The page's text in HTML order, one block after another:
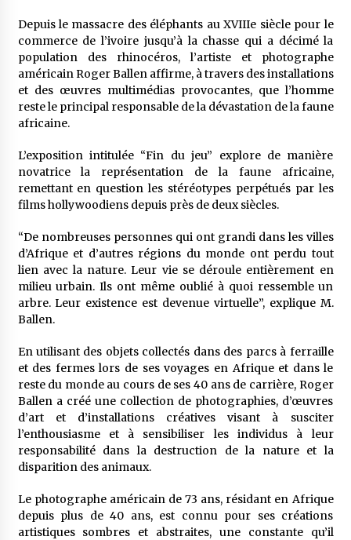
6 ans ago
Depuis le massacre des éléphants au XVIIIe siècle pour le
commerce de l’ivoire jusqu’à la chasse qui a décimé la
population des rhinocéros, l’artiste et photographe
américain Roger Ballen affirme, à travers des installations
et des œuvres multimédias provocantes, que l’homme
reste le principal responsable de la dévastation de la faune
africaine.
L’exposition intitulée “Fin du jeu” explore de manière
novatrice la représentation de la faune africaine,
remettant en question les stéréotypes perpétués par les
films hollywoodiens depuis près de deux siècles.
“De nombreuses personnes qui ont grandi dans les villes
d’Afrique et d’autres régions du monde ont perdu tout
lien avec la nature. Leur vie se déroule entièrement en
milieu urbain. Ils ont même oublié à quoi ressemble un
arbre. Leur existence est devenue virtuelle”, explique M.
Ballen.
En utilisant des objets collectés dans des parcs à ferraille
et des fermes lors de ses voyages en Afrique et dans le
reste du monde au cours de ses 40 ans de carrière, Roger
Ballen a créé une collection de photographies, d’œuvres
d’art et d’installations créatives visant à susciter
l’enthousiasme et à sensibiliser les individus à leur
responsabilité dans la destruction de la nature et la
disparition des animaux.
Le photographe américain de 73 ans, résidant en Afrique
depuis plus de 40 ans, est connu pour ses créations
artistiques sombres et abstraites, une constante qu’il